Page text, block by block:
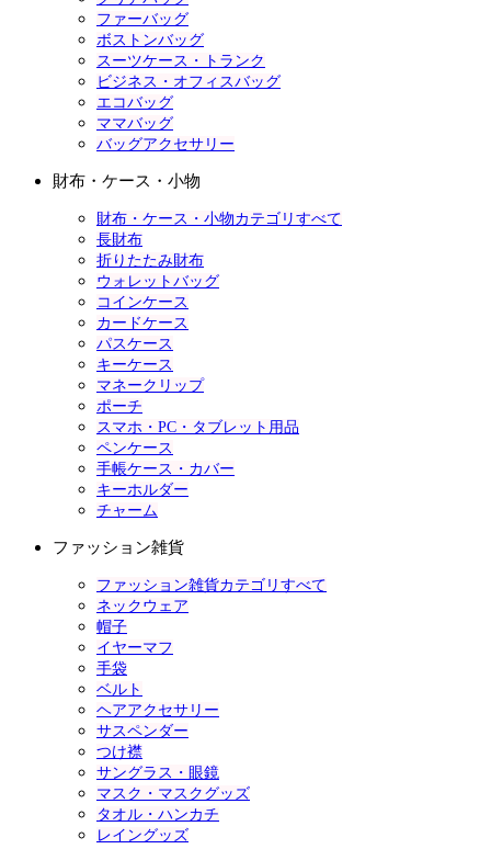
ファーバッグ
ボストンバッグ
スーツケース・トランク
ビジネス・オフィスバッグ
エコバッグ
ママバッグ
バッグアクセサリー
財布・ケース・小物
財布・ケース・小物カテゴリすべて
長財布
折りたたみ財布
ウォレットバッグ
コインケース
カードケース
パスケース
キーケース
マネークリップ
ポーチ
スマホ・PC・タブレット用品
ペンケース
手帳ケース・カバー
キーホルダー
チャーム
ファッション雑貨
ファッション雑貨カテゴリすべて
ネックウェア
帽子
イヤーマフ
手袋
ベルト
ヘアアクセサリー
サスペンダー
つけ襟
サングラス・眼鏡
マスク・マスクグッズ
タオル・ハンカチ
レイングッズ